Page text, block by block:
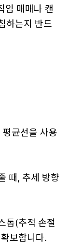
임 매매나 캔
하는지 반드
균선을 사용
때, 추세 방향
톱(추적 손절
보합니다.